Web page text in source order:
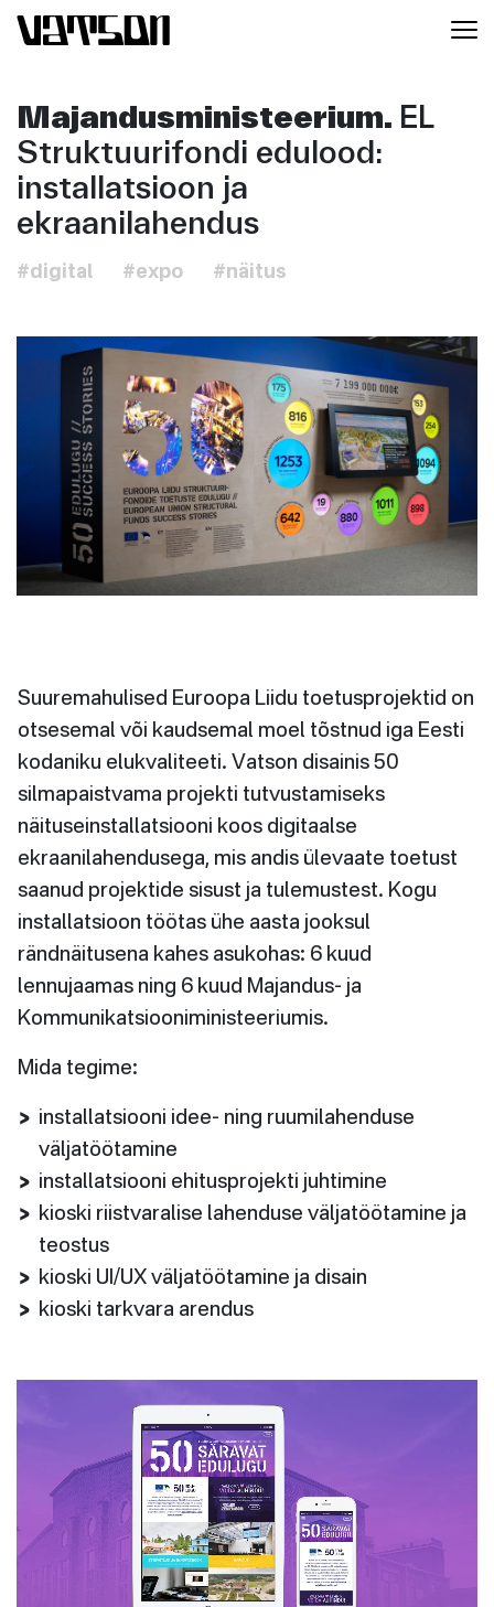
Majandusministeerium. EL
Struktuurifondi edulood:
installatsioon ja
ekraanilahendus
#digital #expo #näitus
Suuremahulised Euroopa Liidu toetusprojektid on
otsesemal või kaudsemal moel tõstnud iga Eesti
kodaniku elukvaliteeti. Vatson disainis 50
silmapaistvama projekti tutvustamiseks
näituseinstallatsiooni koos digitaalse
ekraanilahendusega, mis andis ülevaate toetust
saanud projektide sisust ja tulemustest. Kogu
installatsioon töötas ühe aasta jooksul
rändnäitusena kahes asukohas: 6 kuud
lennujaamas ning 6 kuud Majandus- ja
Kommunikatsiooniministeeriumis.
Mida tegime:
installatsiooni idee- ning ruumilahenduse
väljatöötamine
installatsiooni ehitusprojekti juhtimine
kioski riistvaralise lahenduse väljatöötamine ja
teostus
kioski UI/UX väljatöötamine ja disain
kioski tarkvara arendus